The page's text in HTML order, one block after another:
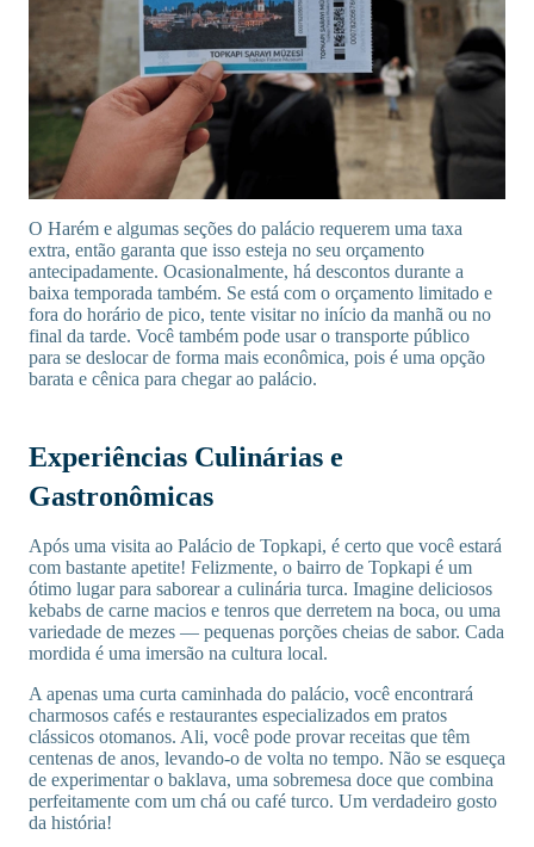
O Harém e algumas seções do palácio requerem uma taxa
extra, então garanta que isso esteja no seu orçamento
antecipadamente. Ocasionalmente, há descontos durante a
baixa temporada também. Se está com o orçamento limitado e
fora do horário de pico, tente visitar no início da manhã ou no
final da tarde. Você também pode usar o transporte público
para se deslocar de forma mais econômica, pois é uma opção
barata e cênica para chegar ao palácio.
Experiências Culinárias e
Gastronômicas
Após uma visita ao Palácio de Topkapi, é certo que você estará
com bastante apetite! Felizmente, o bairro de Topkapi é um
ótimo lugar para saborear a culinária turca. Imagine deliciosos
kebabs de carne macios e tenros que derretem na boca, ou uma
variedade de mezes — pequenas porções cheias de sabor. Cada
mordida é uma imersão na cultura local.
A apenas uma curta caminhada do palácio, você encontrará
charmosos cafés e restaurantes especializados em pratos
clássicos otomanos. Ali, você pode provar receitas que têm
centenas de anos, levando-o de volta no tempo. Não se esqueça
de experimentar o baklava, uma sobremesa doce que combina
perfeitamente com um chá ou café turco. Um verdadeiro gosto
da história!